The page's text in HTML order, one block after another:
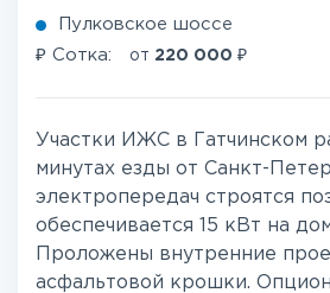
Пулковское шоссе
₽ Сотка: от 220 000 ₽
Участки ИЖС в Гатчинском
минутах езды от Санкт-
электропередач строятся
обеспечивается 15 кВт на
Проложены внутренние
асфальтовой крошки.